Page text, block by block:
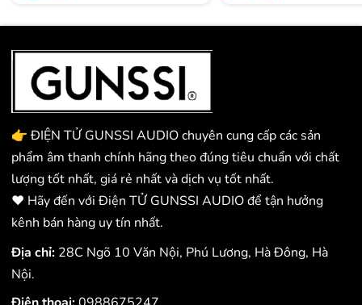
👉 ĐIỆN TỬ GUNSSI AUDIO chuyên cung cấp các sản
phẩm âm thanh chính hãng theo đúng tiêu chuẩn với chất
lượng tốt nhất, giá rẻ nhất và dịch vụ tốt nhất.
❤️ Hãy đến với Điện TỬ GUNSSI AUDIO để tận hưởng
kênh bán hàng uy tín nhất.
Địa chỉ: 28C Ngõ 10 Văn Nội, Phú Lương, Hà Đông, Hà
Nội.